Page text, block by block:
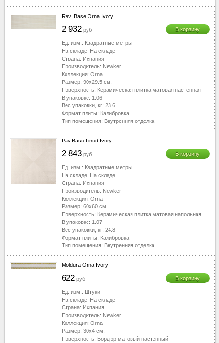
Rev. Base Orna Ivory
2 932 руб В корзину
Ед. изм.: Квадратные метры
На складе: На складе
Страна: Испания
Производитель: Newker
Коллекция: Orna
Размер: 90x29.5 см.
Поверхность: Керамическая плитка матовая настенная
В упаковке: 1.06
Вес упаковки, кг: 23.6
Формат плиты: Калибровка
Тип помещения: Внутренняя отделка
Pav.Base Lined Ivory
2 843 руб В корзину
Ед. изм.: Квадратные метры
На складе: На складе
Страна: Испания
Производитель: Newker
Коллекция: Orna
Размер: 60x60 см.
Поверхность: Керамическая плитка матовая напольная
В упаковке: 1.07
Вес упаковки, кг: 24.8
Формат плиты: Калибровка
Тип помещения: Внутренняя отделка
Moldura Orna Ivory
622 руб В корзину
Ед. изм.: Штуки
На складе: На складе
Страна: Испания
Производитель: Newker
Коллекция: Orna
Размер: 30x4 см.
Поверхность: Бордюр матовый настенный